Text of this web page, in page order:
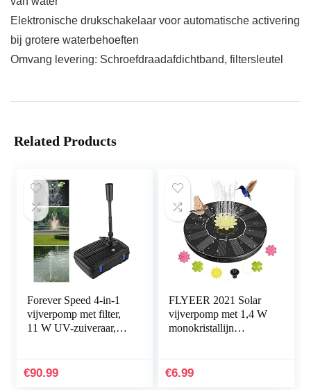
Elektronische drukschakelaar voor automatische activering
bij grotere waterbehoeften
Omvang levering: Schroefdraadafdichtband, filtersleutel
Related Products
Forever Speed 4-in-1
vijverpomp met filter,
11 W UV-zuiveraar,
en…
€90.99
FLYEER 2021 Solar
vijverpomp met 1,4 W
monokristallijn
energie met 5…
€6.99